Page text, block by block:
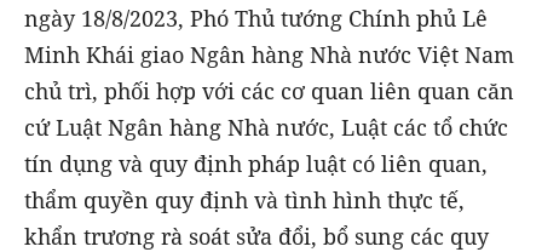
ngày 18/8/2023, Phó Thủ tướng Chính phủ Lê
Minh Khái giao Ngân hàng Nhà nước Việt Nam
chủ trì, phối hợp với các cơ quan liên quan căn
cứ Luật Ngân hàng Nhà nước, Luật các tổ chức
tín dụng và quy định pháp luật có liên quan,
thẩm quyền quy định và tình hình thực tế,
khẩn trương rà soát sửa đổi, bổ sung các quy